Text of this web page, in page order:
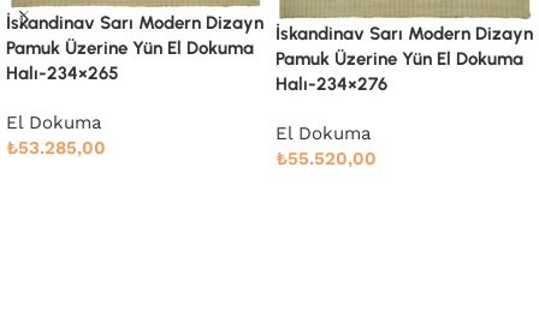
İskandinav Sarı Modern Dizayn
Pamuk Üzerine Yün El Dokuma
Halı-234×276
El Dokuma
₺55.520,00
İskandinav Sarı Modern Dizayn
Pamuk Üzerine Yün El Dokuma
Halı-235×276
El Dokuma
₺55.778,00